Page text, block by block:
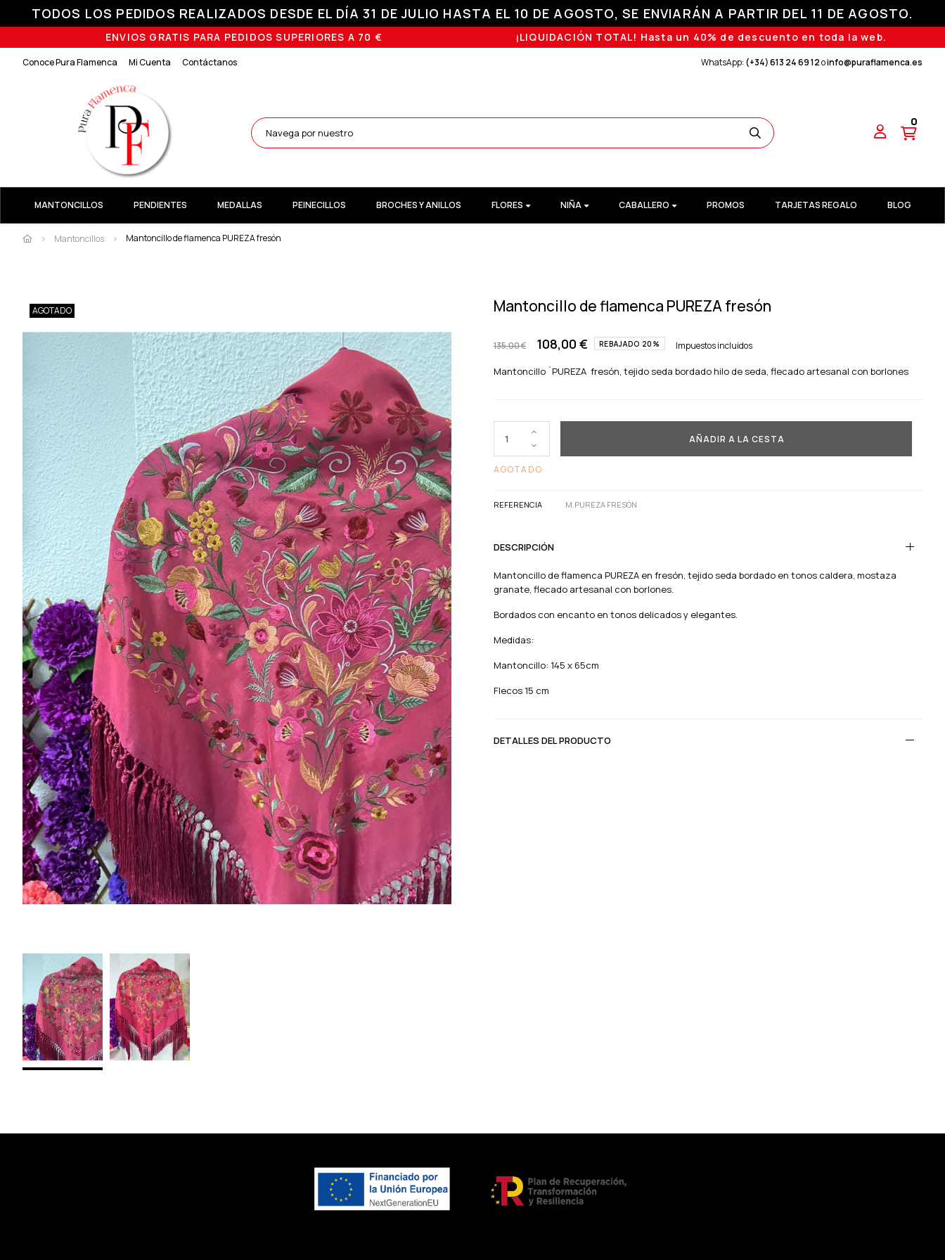
TODOS LOS PEDIDOS REALIZADOS DESDE EL DÍA 31 DE JULIO HASTA EL 10 DE AGOSTO, SE ENVIARÁN A PARTIR DEL 11 DE AGOSTO.
ENVIOS GRATIS PARA PEDIDOS SUPERIORES A 70 € ¡LIQUIDACIÓN TOTAL! Hasta un 40% de descuento en toda la web.
Conoce Pura Flamenca Mi Cuenta Contáctanos WhatsApp: (+34) 613 24 69 12oinfo@puraflamenca.es
0
MANTONCILLOS PENDIENTES MEDALLAS PEINECILLOS BROCHES Y ANILLOS FLORES NIÑA CABALLERO PROMOS TARJETAS REGALO BLOG
Mantoncillos Mantoncillo de flamenca PUREZA fresón
AGOTADO Mantoncillo de flamenca PUREZA fresón
135,00 € 108,00 € REBAJADO 20% Impuestos incluidos
Mantoncillo `PUREZA fresón, tejido seda bordado hilo de seda, flecado artesanal con borlones
AÑADIR A LA CESTA
AGOTADO
REFERENCIA M.PUREZA FRESÓN
DESCRIPCIÓN
Mantoncillo de flamenca PUREZA en fresón, tejido seda bordado en tonos caldera, mostaza
granate, flecado artesanal con borlones.
Bordados con encanto en tonos delicados y elegantes.
Medidas:
Mantoncillo: 145 x 65cm
Flecos 15 cm
DETALLES DEL PRODUCTO